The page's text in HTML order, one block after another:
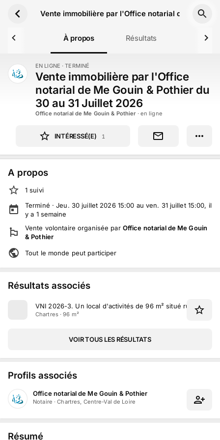
Vente immobilière par l'Office notarial de Me
À propos Résultats
TERMINÉ EN LIGNE · TERMINÉ
Vente immobilière par l'Office
notarial de Me Gouin & Pothier du
30 au 31 Juillet 2026
Office notarial de Me Gouin & Pothier· en ligne
INTÉRESSÉ(E) 1
A propos
1 suivi
Terminé ·Jeu. 30 juillet 2026 15:00 au ven. 31 juillet 15:00, il
y a 1 semaine
Vente volontaire organisée par Office notarial de Me Gouin
& Pothier
Tout le monde peut participer
Résultats associés
VNI 2026-3. Un local d'activités de 96 m² situé rue du
Chartres · 96 m²
VOIR TOUS LES RÉSULTATS
Profils associés
Office notarial de Me Gouin & Pothier
Notaire ·Chartres, Centre-Val de Loire
Résumé